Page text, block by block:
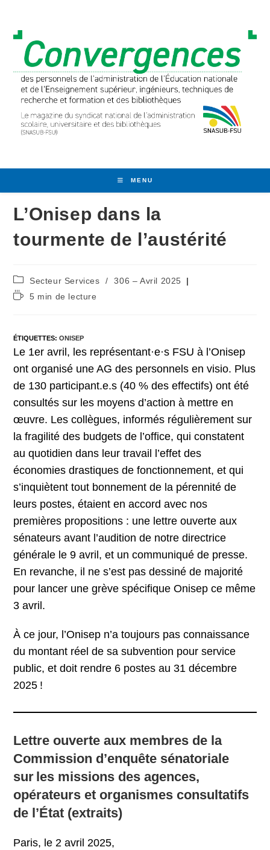
content
MENU
L’Onisep dans la
tourmente de l’austérité
Post
category:
Secteur Services /
306 – Avril 2025
Temps5 min de lecture
ÉTIQUETTES:ONISEP
Le 1er avril, les représentant·e·s FSU à l’Onisep
ont organisé une AG des personnels en visio. Plus
de 130 participant.e.s (40 % des effectifs) ont été
consultés sur les moyens d’action à mettre en
œuvre. Les collègues, informés régulièrement sur
la fragilité des budgets de l’office, qui constatent
au quotidien dans leur travail l’effet des
économies drastiques de fonctionnement, et qui
s’inquiètent tout bonnement de la pérennité de
leurs postes, étaient en accord avec nos
premières propositions : une lettre ouverte aux
sénateurs avant l’audition de notre directrice
générale le 9 avril, et un communiqué de presse.
En revanche, il ne s’est pas dessiné de majorité
pour lancer une grève spécifique Onisep ce même
3 avril.
À ce jour, l’Onisep n’a toujours pas connaissance
du montant réel de sa subvention pour service
public, et doit rendre 6 postes au 31 décembre
2025 !
Lettre ouverte aux membres de la
Commission d’enquête sénatoriale
sur les missions des agences,
opérateurs et organismes consultatifs
de l’État (extraits)
Paris, le 2 avril 2025,